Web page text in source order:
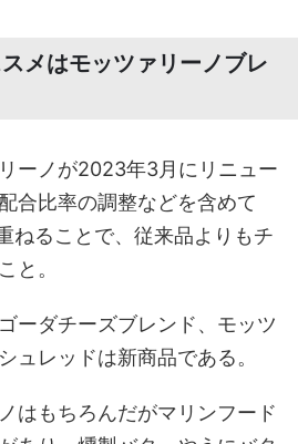
メはモッツァリーノブレ
ーノが2023年3月にリニュー
合比率の調整などを含めて
ねることで、従来品よりもチ
と。
ーダチーズブレンド、モッツ
ュレッドは新商品である。
はもちろんだがマリンフード